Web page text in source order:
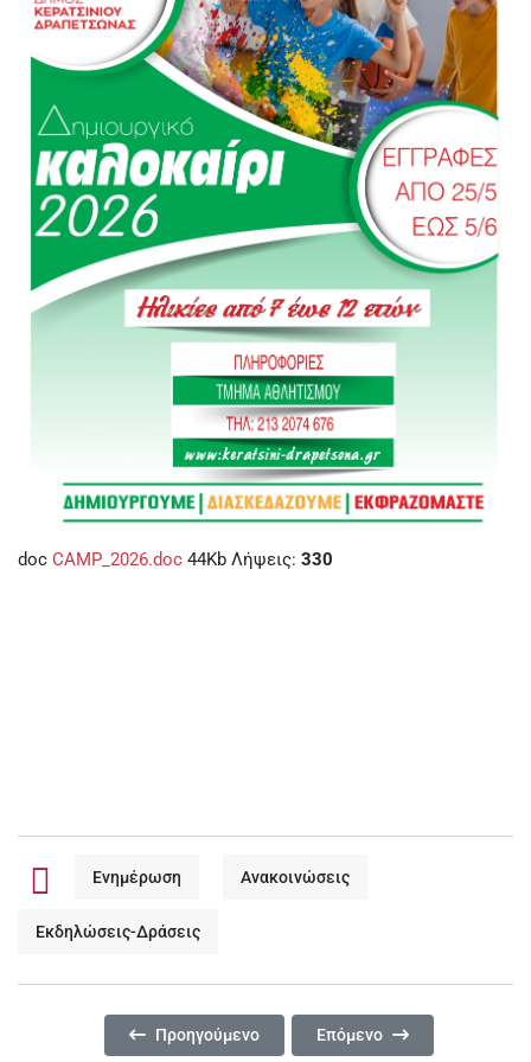
doc CAMP_2026.doc 44Kb Λήψεις: 330
Ενημέρωση Ανακοινώσεις
Εκδηλώσεις-Δράσεις
Προηγούμενο Άρθρο: ΜΗΝΥΜΑ ΔΗΜΑΡΧΟΥ
Προηγούμενο Επόμενο Άρθρο: ΚΙ ΟΜΩΣ
Επόμενο